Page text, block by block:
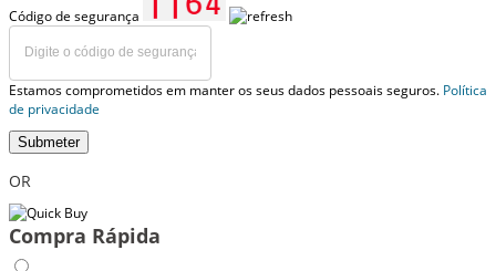
Código de segurança
Estamos comprometidos em manter os seus dados pessoais seguros. Política
de privacidade
Submeter
OR
Compra Rápida